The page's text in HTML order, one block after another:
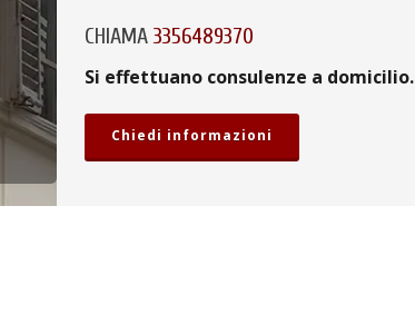
CHIAMA3356489370
Si effettuano consulenze a domicilio.
Chiedi informazioni